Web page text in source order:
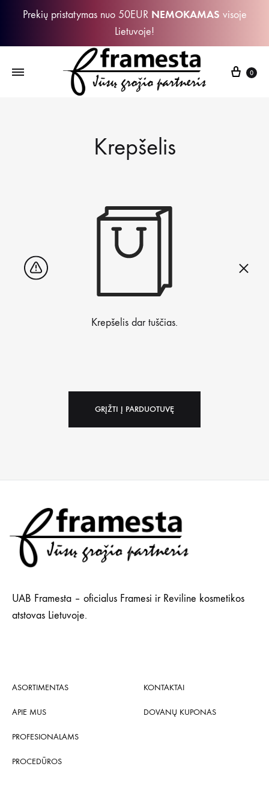
Prekių pristatymas nuo 50EUR NEMOKAMAS visoje
Lietuvoje!
0
Krepšelis
Krepšelis dar tuščias.
GRĮŽTI Į PARDUOTUVĘ
UAB Framesta – oficialus Framesi ir Reviline kosmetikos
atstovas Lietuvoje.
ASORTIMENTAS
APIE MUS
PROFESIONALAMS
PROCEDŪROS
KONTAKTAI
DOVANŲ KUPONAS